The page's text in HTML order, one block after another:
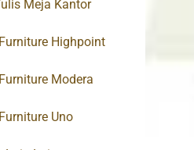
Meja Kantor
Highpoint
Modera
Uno